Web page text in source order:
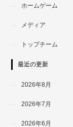
ホームゲーム
メディア
トップチーム
最近の更新
2026年8月
2026年7月
2026年6月